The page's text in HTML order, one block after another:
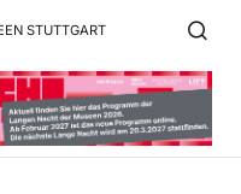
STUTTGART